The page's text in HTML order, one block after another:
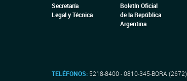
Secretaría
Legal y Técnica
Boletín Oficial
de la República
Argentina
TELÉFONOS: 5218-8400 - 0810-345-BORA (2672)